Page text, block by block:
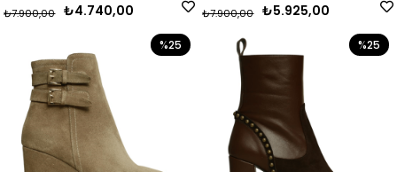
₺4.740,00
₺7.900,00 ₺5.925,00
₺7.900,00
%25 %25